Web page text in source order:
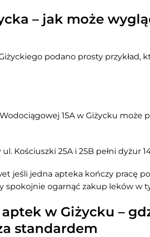
– jak może
podano prosty przykład,
15A w Giżycku może
Kościuszki 25A i 25B pełni dyżur
jeśli jedna apteka kończy pracę
spokojnie ogarnąć zakup leków w
w Giżycku –
standardem